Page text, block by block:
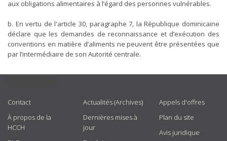
aux obligations alimentaires à l’égard des personnes vulnérables.
b. En vertu de l'article 30, paragraphe 7, la République dominicaine
déclare que les demandes de reconnaissance et d’exécution des
conventions en matière d’aliments ne peuvent être présentées que
par l’intermédiaire de son Autorité centrale.
Contact
À propos de la
HCCH
Actualités (Archives)
Dernières mises à
jour
Appels d'offres
Plan du site
Avis juridique